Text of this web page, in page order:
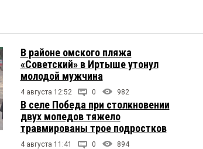
В районе омского пляжа
«Советский» в Иртыше утонул
молодой мужчина
4 августа 12:52 0 982
В селе Победа при столкновении
двух мопедов тяжело
травмированы трое подростков
4 августа 11:41 0 894